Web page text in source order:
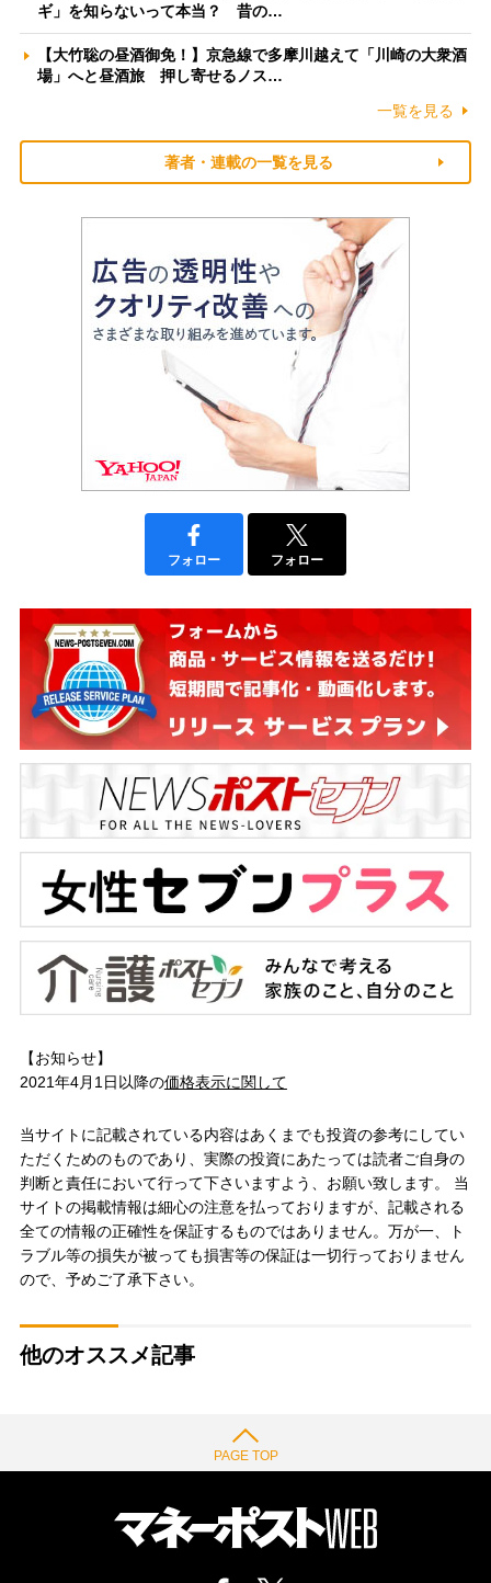
ギ」を知らないって本当？ 昔の…
【大竹聡の昼酒御免！】京急線で多摩川越えて「川崎の大衆酒
場」へと昼酒旅 押し寄せるノス…
一覧を見る
著者・連載の一覧を見る
フォロー フォロー
【お知らせ】
2021年4月1日以降の価格表示に関して
当サイトに記載されている内容はあくまでも投資の参考にしてい
ただくためのものであり、実際の投資にあたっては読者ご自身の
判断と責任において行って下さいますよう、お願い致します。 当
サイトの掲載情報は細心の注意を払っておりますが、記載される
全ての情報の正確性を保証するものではありません。万が一、ト
ラブル等の損失が被っても損害等の保証は一切行っておりません
ので、予めご了承下さい。
他のオススメ記事
PAGE TOP